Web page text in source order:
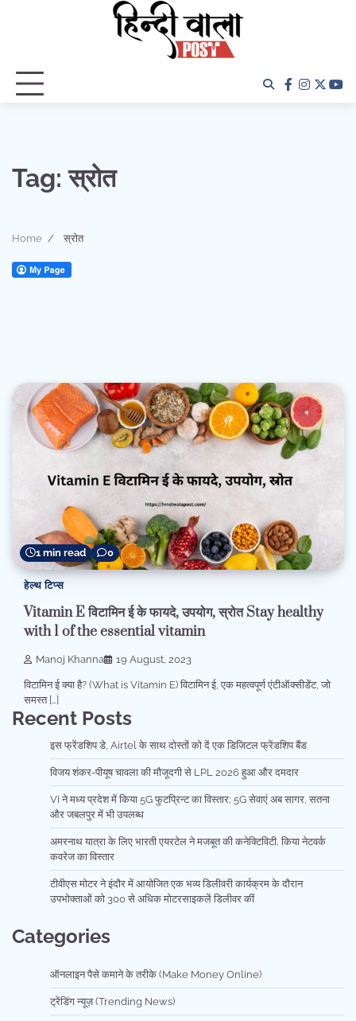
facebook
twitter
Tag:स्रोत
Home स्रोत
1 min read 0
हेल्थ टिप्स
Vitamin E विटामिन ई के फायदे, उपयोग, स्रोत Stay healthy
with 1 of the essential vitamin
Manoj Khanna 19 August, 2023
विटामिन ई क्या है? (What is Vitamin E) विटामिन ई, एक महत्वपूर्ण एंटीऑक्सीडेंट, जो
समस्त […]
Recent Posts
इस फ्रेंडशिप डे, Airtel के साथ दोस्तों को दें एक डिजिटल फ्रेंडशिप बैंड
विजय शंकर-पीयूष चावला की मौजूदगी से LPL 2026 हुआ और दमदार
VI ने मध्य प्रदेश में किया 5G फुटप्रिन्ट का विस्तार; 5G सेवाएं अब सागर, सतना
और जबलपुर में भी उपलब्ध
अमरनाथ यात्रा के लिए भारती एयरटेल ने मजबूत की कनेक्टिविटी, किया नेटवर्क
कवरेज का विस्तार
टीवीएस मोटर ने इंदौर में आयोजित एक भव्य डिलीवरी कार्यक्रम के दौरान
उपभोक्ताओं को 300 से अधिक मोटरसाइकलें डिलीवर कीं
Categories
ऑनलाइन पैसे कमाने के तरीके (Make Money Online)
ट्रेंडिंग न्यूज़ (Trending News)